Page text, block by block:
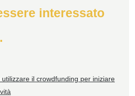
interessato
utilizzare il crowdfunding per iniziare